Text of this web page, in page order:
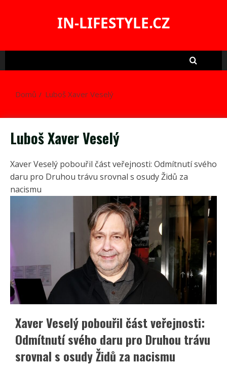
IN-LIFESTYLE.CZ
Domů Luboš Xaver Veselý
Luboš Xaver Veselý
Xaver Veselý pobouřil část veřejnosti: Odmítnutí svého
daru pro Druhou trávu srovnal s osudy Židů za
nacismu
Xaver Veselý pobouřil část veřejnosti:
Odmítnutí svého daru pro Druhou trávu
srovnal s osudy Židů za nacismu